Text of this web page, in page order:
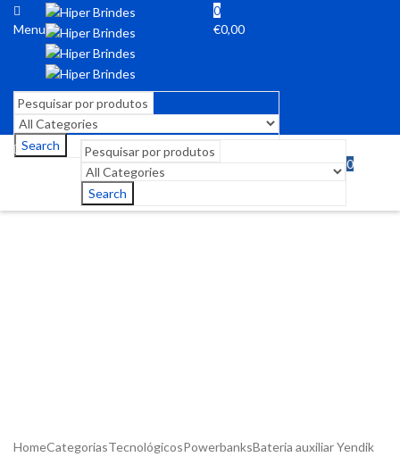
Menu
0
€0,00
Search
Search
0
HomeCategoriasTecnológicosPowerbanksBateria auxiliar Yendik